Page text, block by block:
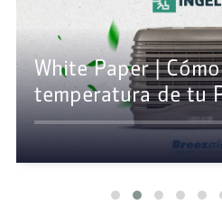
White Paper |
temperatura de tu
INDUSTRIAL